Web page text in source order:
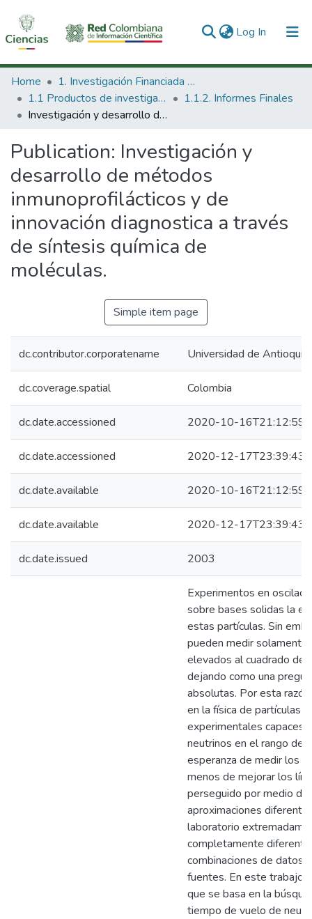
Log In (current)
Communities & Collections
All of DSpace
Home
1. Investigación Financiada con Recursos Públicos
1.1 Productos de investigación
1.1.2. Informes Finales
Investigación y desarrollo de métodos inmunoprofilácticos y de innovación diagnostica a través de síntesis química de moléculas.
Publication: Investigación y
desarrollo de métodos
inmunoprofilácticos y de
innovación diagnostica a través
de síntesis química de
moléculas.
Simple item page
dc.contributor.corporatename Universidad de
dc.coverage.spatial Colombia
dc.date.accessioned 2020-10-16T21:12:59Z
dc.date.accessioned 2020-12-17T23:39:43Z
dc.date.available 2020-10-16T21:12:59Z
dc.date.available 2020-12-17T23:39:43Z
dc.date.issued 2003
Experimentos en
sobre bases solidas la
estas partículas. Sin
pueden medir
elevados al cuadrado de
dejando como una
absolutas. Por esta
en la física de partículas
experimentales capaces
neutrinos en el rango de
esperanza de medir los
menos de mejorar los
perseguido por medio
aproximaciones
laboratorio
completamente
combinaciones de datos
fuentes. En este trabajo
que se basa en la
tiempo de vuelo de